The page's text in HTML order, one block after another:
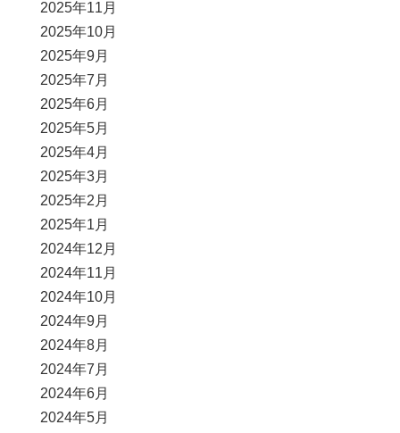
2025年11月
2025年10月
2025年9月
2025年7月
2025年6月
2025年5月
2025年4月
2025年3月
2025年2月
2025年1月
2024年12月
2024年11月
2024年10月
2024年9月
2024年8月
2024年7月
2024年6月
2024年5月